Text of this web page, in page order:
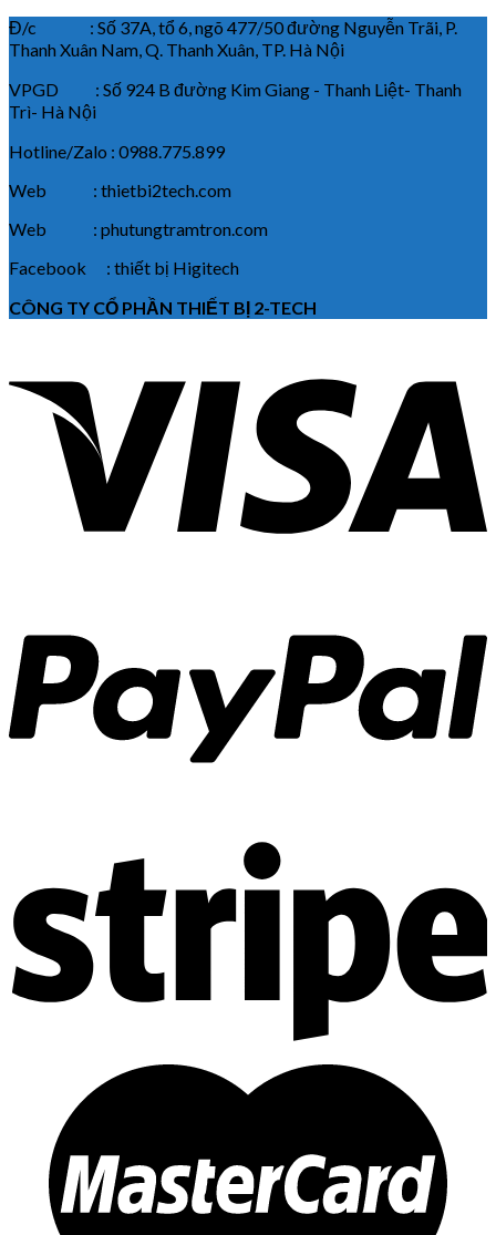
Đ/c : Số 37A, tổ 6, ngõ 477/50 đường Nguyễn Trãi, P.
Thanh Xuân Nam, Q. Thanh Xuân, TP. Hà Nội
VPGD : Số 924 B đường Kim Giang - Thanh Liệt- Thanh
Trì- Hà Nội
Hotline/Zalo : 0988.775.899
Web : thietbi2tech.com
Web : phutungtramtron.com
Facebook : thiết bị Higitech
CÔNG TY CỔ PHẦN THIẾT BỊ 2-TECH